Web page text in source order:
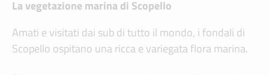
La vegetazione marina di Scopello
Amati e visitati dai sub di tutto il mondo, i fondali di
Scopello ospitano una ricca e variegata flora marina.